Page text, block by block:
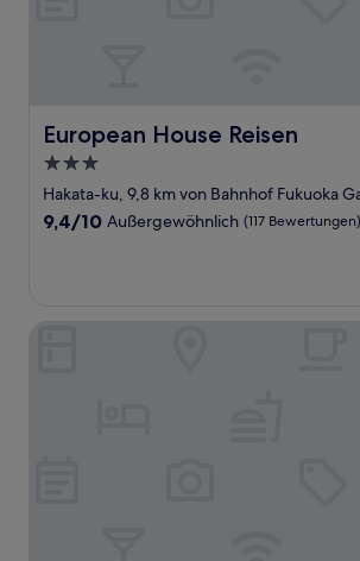
European House Reisen
European House Reisen
3.0-
Sterne-
Unterkunft
Hakata-ku, 9,8 km von Bahnhof Fukuoka
9.4
Bewertungen)
9,4/10 Außergewöhnlich (117 Bewertungen)